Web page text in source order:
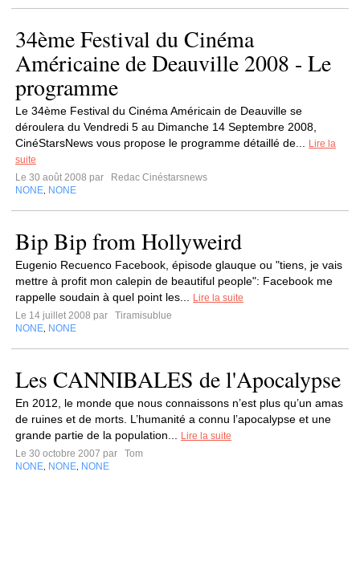
34ème Festival du Cinéma
Américaine de Deauville 2008 - Le
programme
Le 34ème Festival du Cinéma Américain de Deauville se
déroulera du Vendredi 5 au Dimanche 14 Septembre 2008,
CinéStarsNews vous propose le programme détaillé de...
Lire la
suite
Le 30 août 2008 par
Redac Cinéstarsnews
NONE NONE
Bip Bip from Hollyweird
Eugenio Recuenco Facebook, épisode glauque ou "tiens, je vais
mettre à profit mon calepin de beautiful people": Facebook me
rappelle soudain à quel point les...
Lire la suite
Le 14 juillet 2008 par
Tiramisublue
NONE NONE
Les CANNIBALES de l'Apocalypse
En 2012, le monde que nous connaissons n’est plus qu’un amas
de ruines et de morts. L’humanité a connu l’apocalypse et une
grande partie de la population...
Lire la suite
Le 30 octobre 2007 par
Tom
NONE NONE NONE